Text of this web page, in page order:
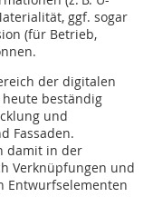
ggf. sogar
(für Betrieb,
der digitalen
beständig
und
Fassaden.
damit in der
Verknüpfungen und
Entwurfselementen